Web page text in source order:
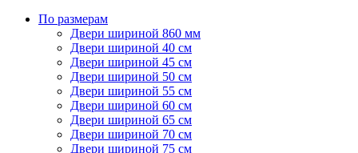
По размерам
Двери шириной 860 мм
Двери шириной 40 см
Двери шириной 45 см
Двери шириной 50 см
Двери шириной 55 см
Двери шириной 60 см
Двери шириной 65 см
Двери шириной 70 см
Двери шириной 75 см